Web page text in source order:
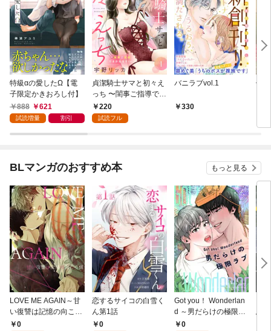
特級αの愛したΩ【電
子限定かきおろし付】
888
621
試読増量 割引
貞潔騎士サマと初々え
っち 〜閨事ご指導でき
かねます！〜（1）
220
試読フル
バニラブvol.1
330
偽
BLマンガのおすすめ本 もっと見る
LOVE ME AGAIN～甘
い復讐は記憶の向こう
側～(1)
0
恋するサイコの白雪く
ん第1話
0
Got you！ Wonderlan
d ～男だらけの極限ラ
ブ～(1)
0
鳥